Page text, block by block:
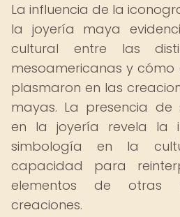
La influencia de la
la joyería maya
cultural entre las
mesoamericanas y cómo
plasmaron en las
mayas. La presencia de
en la joyería revela la
simbología en la
capacidad para
elementos de otras
creaciones.